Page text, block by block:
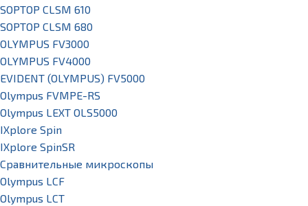
SOPTOP CLSM 610
SOPTOP CLSM 680
OLYMPUS FV3000
OLYMPUS FV4000
EVIDENT (OLYMPUS) FV5000
Olympus FVMPE-RS
Olympus LEXT OLS5000
IXplore Spin
IXplore SpinSR
Сравнительные микроскопы
Olympus LCF
Olympus LCT